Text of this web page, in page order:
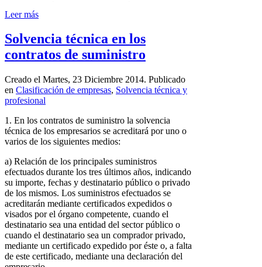
Leer más
Solvencia técnica en los
contratos de suministro
Creado el Martes, 23 Diciembre 2014. Publicado
en Clasificación de empresas, Solvencia técnica y
profesional
1. En los contratos de suministro la solvencia
técnica de los empresarios se acreditará por uno o
varios de los siguientes medios:
a) Relación de los principales suministros
efectuados durante los tres últimos años, indicando
su importe, fechas y destinatario público o privado
de los mismos. Los suministros efectuados se
acreditarán mediante certificados expedidos o
visados por el órgano competente, cuando el
destinatario sea una entidad del sector público o
cuando el destinatario sea un comprador privado,
mediante un certificado expedido por éste o, a falta
de este certificado, mediante una declaración del